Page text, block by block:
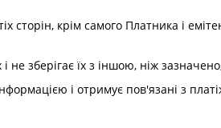
сторін, крім самого Платника і
не зберігає їх з іншою, ніж
і отримує пов'язані з